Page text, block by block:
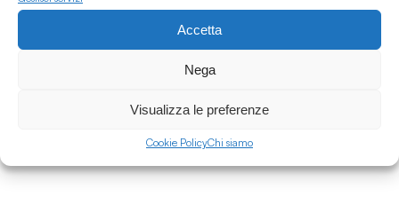
Accetta
Nega
Visualizza le preferenze
Cookie PolicyChi siamo
Vanishing Point S5E21 w/ Acid Youth
Electronica/Indie/Psychedelia